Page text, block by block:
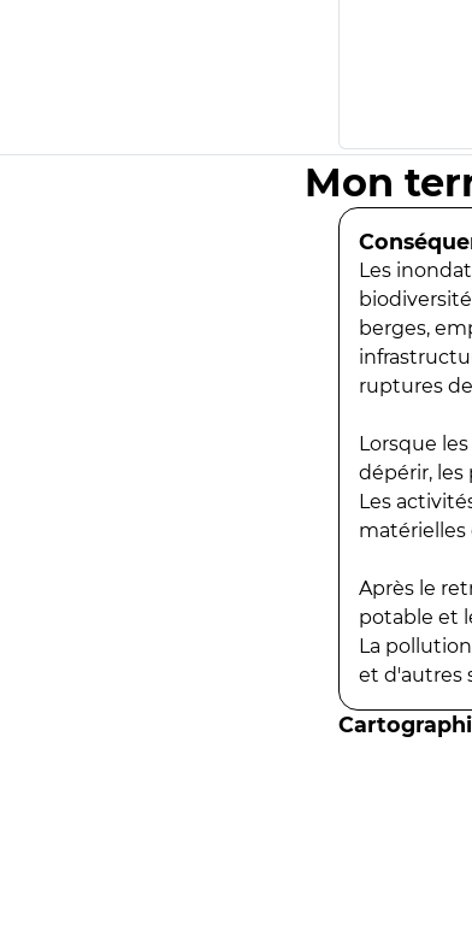
Mon
Les
berges,
ruptures
Lorsque
dépérir,
Les
matérielles
Après le
potable et
La
et d'autres